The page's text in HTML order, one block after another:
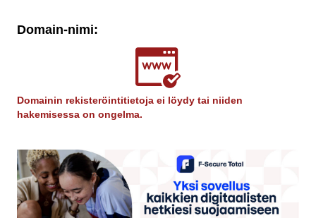
Domain-nimi:
Domainin rekisteröintitietoja ei löydy tai niiden
hakemisessa on ongelma.